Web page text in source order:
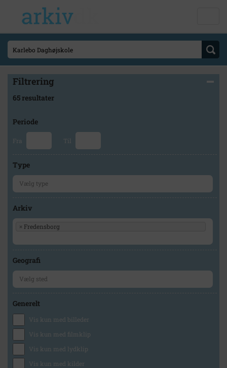
Filtrering
65 resultater
Periode
Fra Til
Type
Arkiv
× Fredensborg
Geografi
Generelt
Vis kun med billeder
Vis kun med filmklip
Vis kun med lydklip
Vis kun med kilder